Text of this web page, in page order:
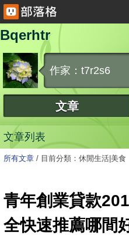
Bqerhtr
作家：t7r2s6
文章
文章列表
所有文章 / 目前分類：休閒生活|美食
青年創業貸款
全快速推薦哪間